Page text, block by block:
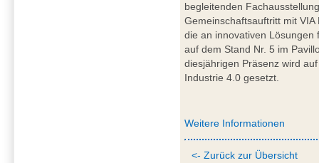
begleitenden
Gemeinschaftsauftritt mit
die an innovativen Lösungen
auf dem Stand Nr. 5 im
diesjährigen Präsenz wird
Industrie 4.0 gesetzt.
Weitere Informationen
<- Zurück zur Übersicht